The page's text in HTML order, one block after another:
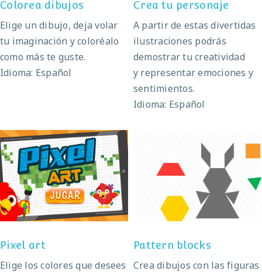
Colorea dibujos
Elige un dibujo, deja volar
tu imaginación y coloréalo
como más te guste.
Idioma: Español
Crea tu personaje
A partir de estas divertidas
ilustraciones podrás
demostrar tu creatividad
y representar emociones y
sentimientos.
Idioma: Español
Pixel art
Pixel art
Elige los colores que desees
Pattern blocks
Pattern blocks
Crea dibujos con las figuras